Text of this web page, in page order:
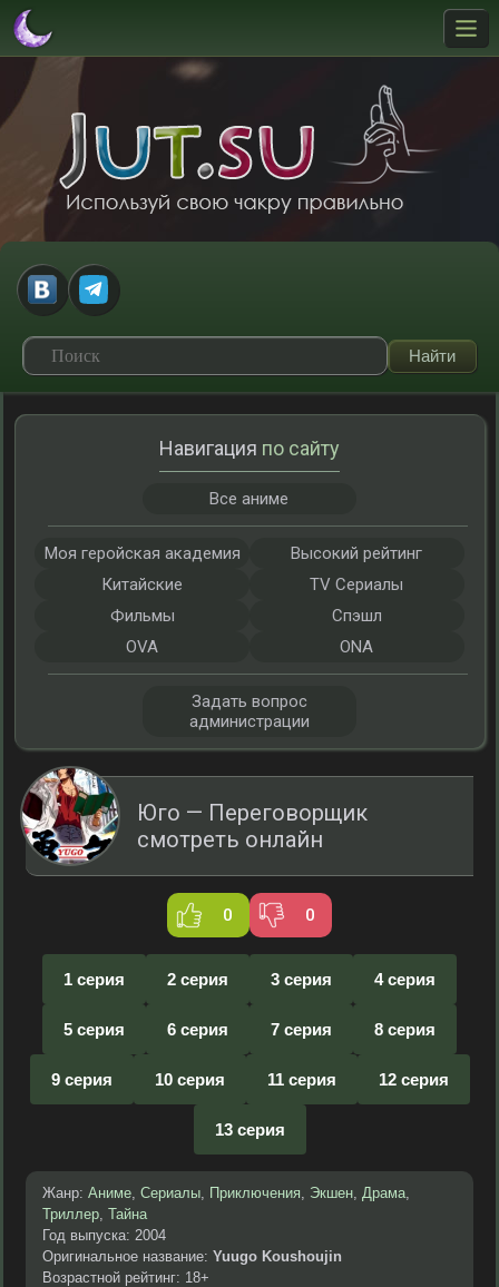
Юго — Переговорщик
смотреть онлайн
0 0
1 серия 2 серия 3 серия 4 серия
5 серия 6 серия 7 серия 8 серия
9 серия 10 серия 11 серия 12 серия
13 серия
Жанр: Аниме, Сериалы, Приключения, Экшен, Драма,
Триллер, Тайна
Год выпуска: 2004
Оригинальное название: Yuugo Koushoujin
Возрастной рейтинг: 18+
Навигация по сайту
Все аниме
Моя геройская академия
Высокий рейтинг
Китайские
TV Сериалы
Фильмы
Спэшл
OVA
ONA
Задать вопрос
администрации